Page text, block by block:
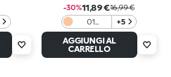
-30%11,89 €16,99 €
01
Porcelain
+5
AGGIUNGI AL
CARRELLO